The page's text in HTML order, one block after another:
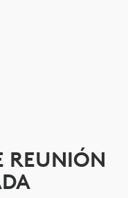
REUNIÓN